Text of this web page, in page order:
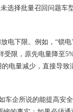
选择批量召回问题车
电下限。例如，“锁
受限，原先电量降至
电量减少，直接导致
车企所说的能提高安